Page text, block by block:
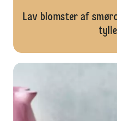
Lav blomster af